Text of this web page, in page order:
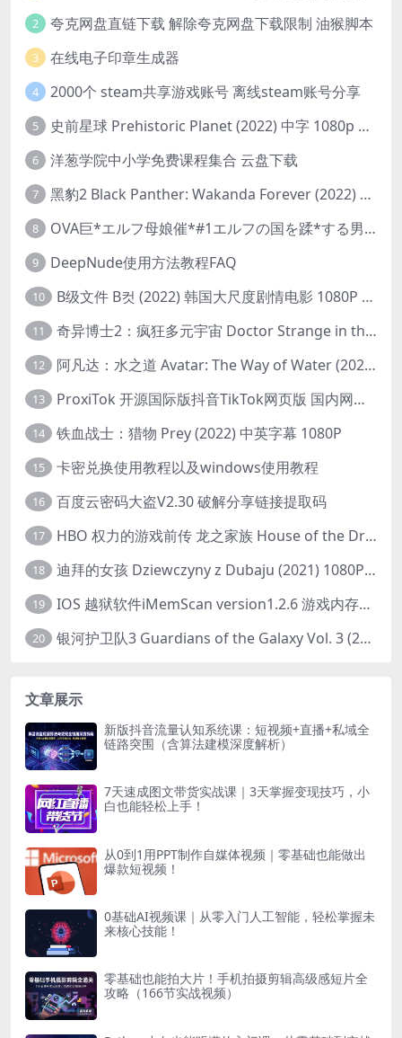
2 夸克网盘直链下载 解除夸克网盘下载限制 油猴脚本
3 在线电子印章生成器
4 2000个 steam共享游戏账号 离线steam账号分享
5 史前星球 Prehistoric Planet (2022) 中字 1080p 高清 阿里云盘 2022.5.27已更新全集
6 洋葱学院中小学免费课程集合 云盘下载
7 黑豹2 Black Panther: Wakanda Forever (2022) 高清版
8 OVA巨*エルフ母娘催*#1エルフの国を蹂*する男。汚された女王と姫
9 DeepNude使用方法教程FAQ
10 B级文件 B컷 (2022) 韩国大尺度剧情电影 1080P 中字
11 奇异博士2：疯狂多元宇宙 Doctor Strange in the Multiverse of Madness (2022) 高清版1080p
12 阿凡达：水之道 Avatar: The Way of Water (2022) 1080p 2k 4k 中文字幕
13 ProxiTok 开源国际版抖音TikTok网页版 国内网络直连
14 铁血战士：猎物 Prey (2022) 中英字幕 1080P
15 卡密兑换使用教程以及windows使用教程
16 百度云密码大盗V2.30 破解分享链接提取码
17 HBO 权力的游戏前传 龙之家族 House of the Dragon (2022) 中字 1080P 更新4集
18 迪拜的女孩 Dziewczyny z Dubaju (2021) 1080P 中字
19 IOS 越狱软件iMemScan version1.2.6 游戏内存修改器
20 银河护卫队3 Guardians of the Galaxy Vol. 3 (2023)4K高清资源1080p只分享精品
文章展示
新版抖音流量认知系统课：短视频+直播+私域全
链路突围（含算法建模深度解析）
7天速成图文带货实战课｜3天掌握变现技巧，小
白也能轻松上手！
从0到1用PPT制作自媒体视频｜零基础也能做出
爆款短视频！
0基础AI视频课｜从零入门人工智能，轻松掌握未
来核心技能！
零基础也能拍大片！手机拍摄剪辑高级感短片全
攻略（166节实战视频）